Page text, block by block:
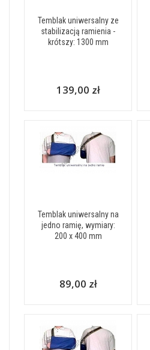
Temblak uniwersalny ze
stabilizacją ramienia -
krótszy: 1300 mm
139,00 zł
Temblak uniwersalny na
jedno ramię, wymiary:
200 x 400 mm
89,00 zł